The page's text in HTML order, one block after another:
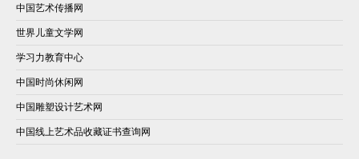
中国艺术传播网
世界儿童文学网
学习力教育中心
中国时尚休闲网
中国雕塑设计艺术网
中国线上艺术品收藏证书查询网